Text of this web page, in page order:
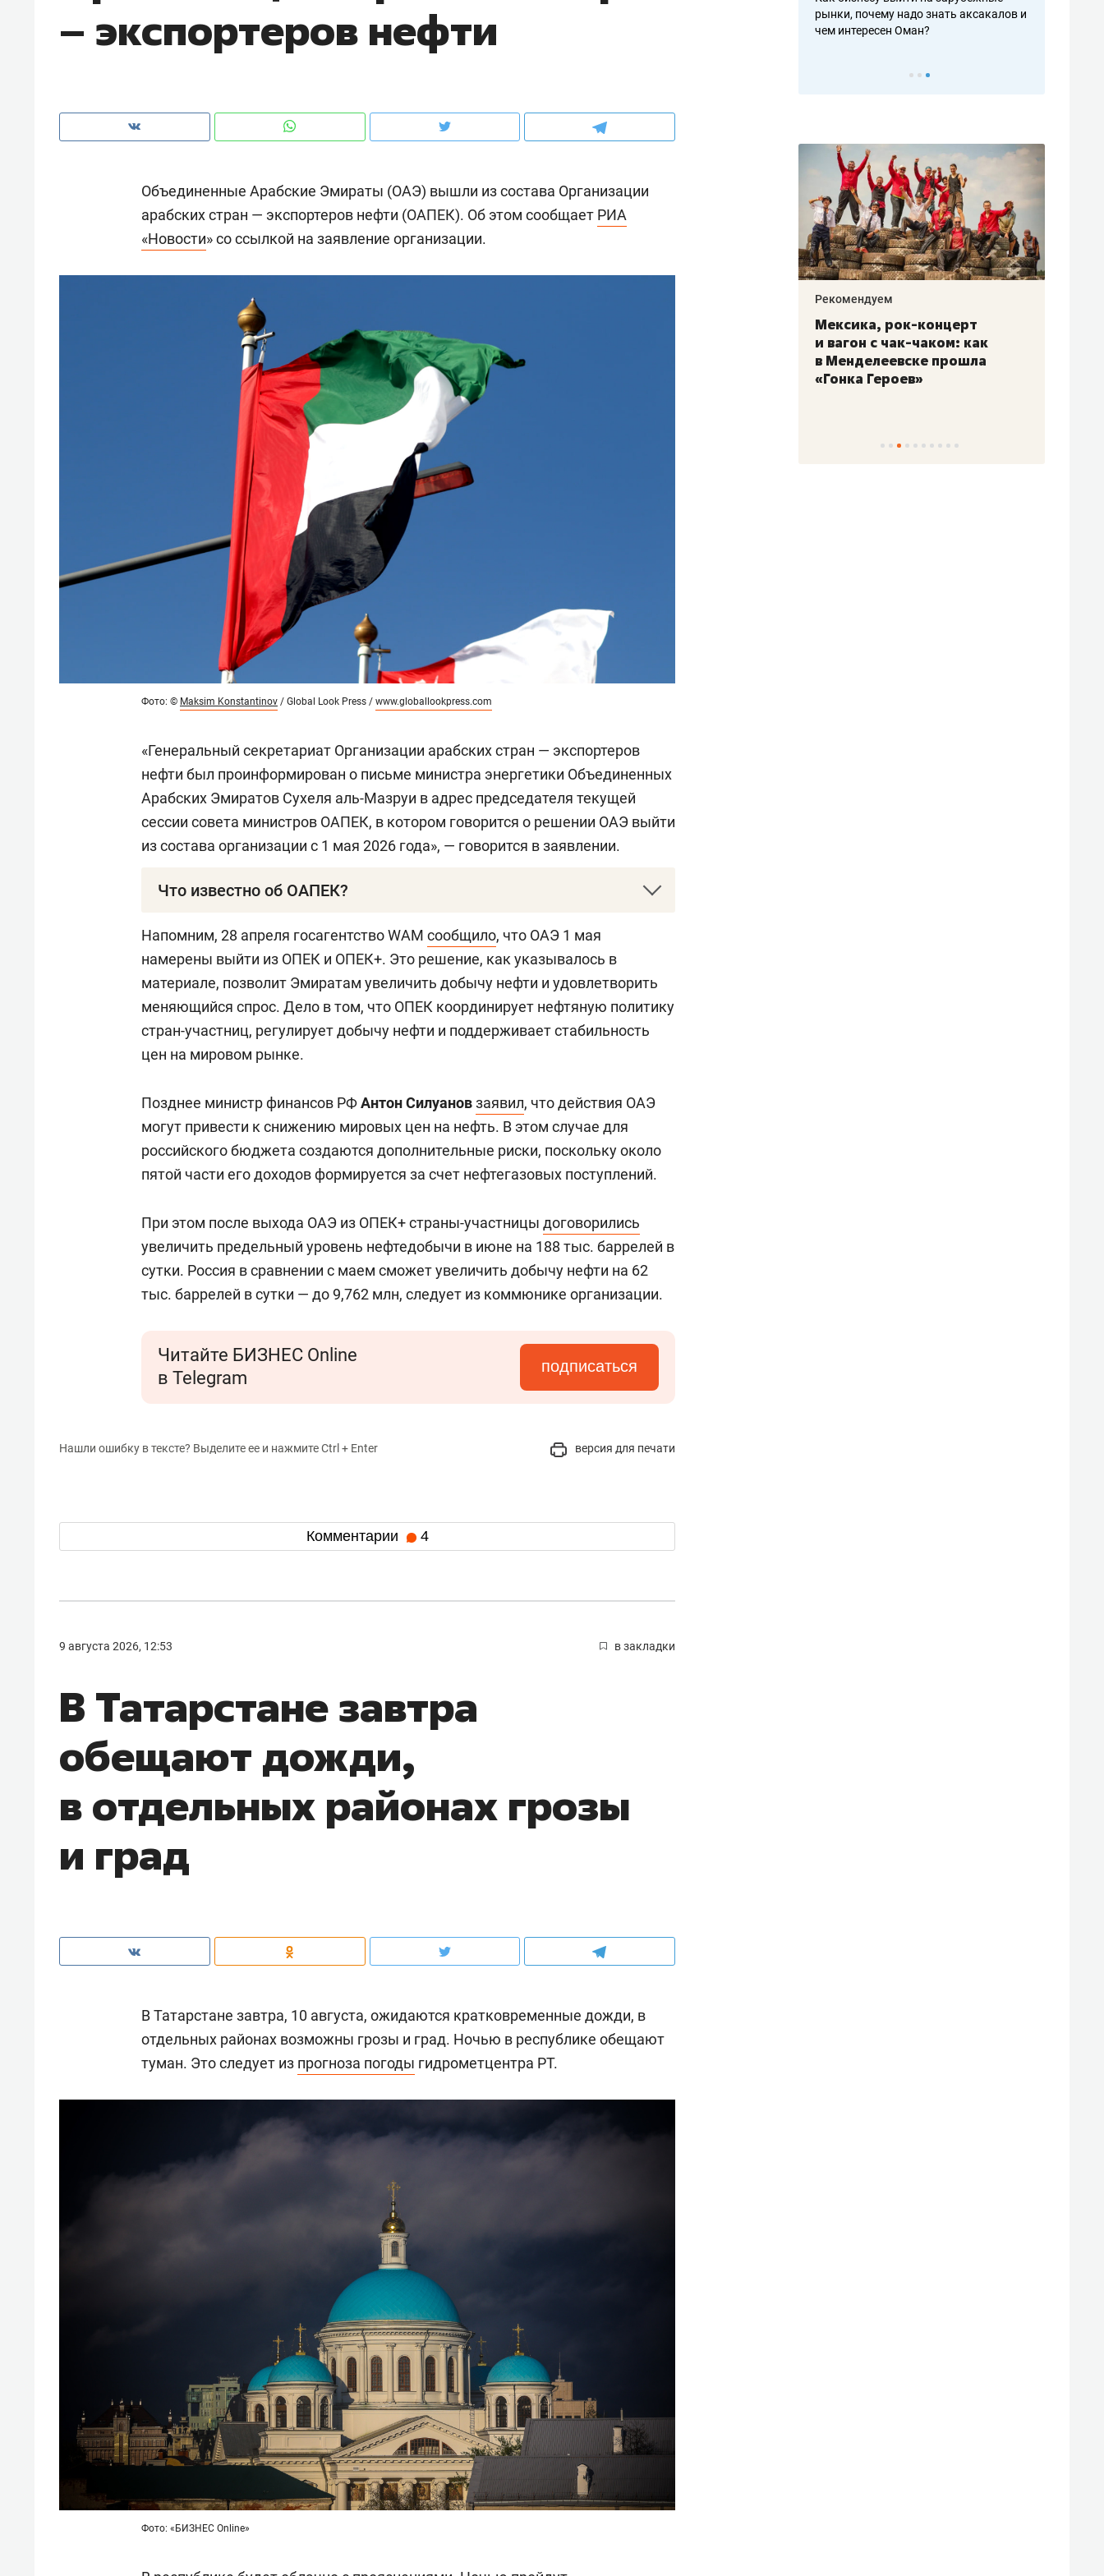
– экспортеров нефти
Объединенные Арабские Эмираты (ОАЭ) вышли из состава Организации
арабских стран — экспортеров нефти (ОАПЕК). Об этом сообщает РИА
«Новости» со ссылкой на заявление организации.
Фото: © Maksim Konstantinov / Global Look Press / www.globallookpress.com
«Генеральный секретариат Организации арабских стран — экспортеров
нефти был проинформирован о письме министра энергетики Объединенных
Арабских Эмиратов Сухеля аль-Мазруи в адрес председателя текущей
сессии совета министров ОАПЕК, в котором говорится о решении ОАЭ выйти
из состава организации с 1 мая 2026 года», — говорится в заявлении.
Что известно об ОАПЕК?
ОАПЕК — международная структура, объединяющая 11 (теперь уже 10)
арабских государств, добывающих нефть. Главная задача организации —
контроль и стабилизация нефтяных котировок. В состав картеля входят
Саудовская Аравия, Кувейт, Ирак, Катар, Ливия, Алжир, Бахрейн, Египет,
Сирия и Тунис.
Напомним, 28 апреля госагентство WAM сообщило, что ОАЭ 1 мая
намерены выйти из ОПЕК и ОПЕК+. Это решение, как указывалось в
материале, позволит Эмиратам увеличить добычу нефти и удовлетворить
меняющийся спрос. Дело в том, что ОПЕК координирует нефтяную политику
стран-участниц, регулирует добычу нефти и поддерживает стабильность
цен на мировом рынке.
Позднее министр финансов РФАнтон Силуановзаявил, что действия ОАЭ
могут привести к снижению мировых цен на нефть. В этом случае для
российского бюджета создаются дополнительные риски, поскольку около
пятой части его доходов формируется за счет нефтегазовых поступлений.
При этом после выхода ОАЭ из ОПЕК+ страны-участницы договорились
увеличить предельный уровень нефтедобычи в июне на 188 тыс. баррелей в
сутки. Россия в сравнении с маем сможет увеличить добычу нефти на 62
тыс. баррелей в сутки — до 9,762 млн, следует из коммюнике организации.
Читайте БИЗНЕС Online
в Telegram
подписаться
Нашли ошибку в тексте? Выделите ее и нажмите Ctrl + Enter версия для печати
Комментарии 4
9 августа 2026, 12:53 в закладки
В Татарстане завтра
обещают дожди,
в отдельных районах грозы
и град
В Татарстане завтра, 10 августа, ожидаются кратковременные дожди, в
отдельных районах возможны грозы и град. Ночью в республике обещают
туман. Это следует из прогноза погоды гидрометцентра РТ.
Фото: «БИЗНЕС Online»
чем интересен Оман?
о трехкратном росте цен, дотошных
клиентах и чудных запросах мастеров
рынки, почему надо знать аксакалов и
чем интересен Оман?
Как ГК «МИР ГРУПП» и ВТБ
ID вместо ключа: какой будет
безопасность в ЖК «Нова»
Рекомендуем
Мексика, рок-концерт
и вагон с чак-чаком: как
в Менделеевске прошла
«Гонка Героев»